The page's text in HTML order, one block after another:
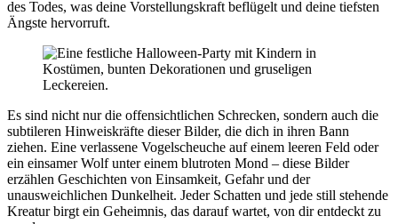
des Todes, was deine Vorstellungskraft beflügelt und deine tiefsten
Ängste hervorruft.
Es sind nicht nur die offensichtlichen Schrecken, sondern auch die
subtileren Hinweiskräfte dieser Bilder, die dich in ihren Bann
ziehen. Eine verlassene Vogelscheuche auf einem leeren Feld oder
ein einsamer Wolf unter einem blutroten Mond – diese Bilder
erzählen Geschichten von Einsamkeit, Gefahr und der
unausweichlichen Dunkelheit. Jeder Schatten und jede still stehende
Kreatur birgt ein Geheimnis, das darauf wartet, von dir entdeckt zu